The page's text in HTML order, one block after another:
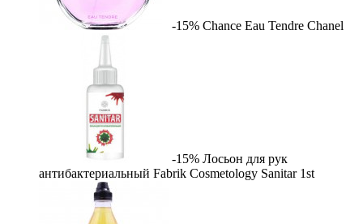
-15% Chance Eau Tendre Chanel
-15% Лосьон для рук
антибактериальный Fabrik Cosmetology Sanitar 1st